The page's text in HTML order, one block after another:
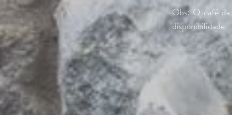
Obs: O café da
disponibilidade.